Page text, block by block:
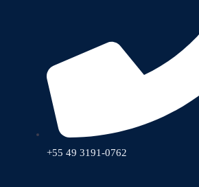
+55 49 3191-0762